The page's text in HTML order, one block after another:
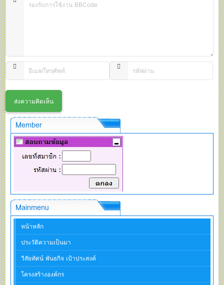
Member
Mainmenu
หน้าหลัก
ประวัติความเป็นมา
วิสัยทัศน์ พันธกิจ เป้าประสงค์
โครงสร้างองค์กร